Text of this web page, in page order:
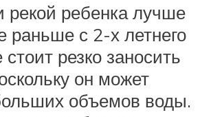
ребенка лучше
раньше с 2-х летнего
резко заносить
он может
объемов воды.